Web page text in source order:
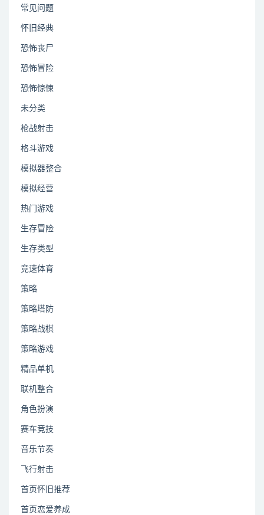
常见问题
怀旧经典
恐怖丧尸
恐怖冒险
恐怖惊悚
未分类
枪战射击
格斗游戏
模拟器整合
模拟经营
热门游戏
生存冒险
生存类型
竞速体育
策略
策略塔防
策略战棋
策略游戏
精品单机
联机整合
角色扮演
赛车竞技
音乐节奏
飞行射击
首页怀旧推荐
首页恋爱养成